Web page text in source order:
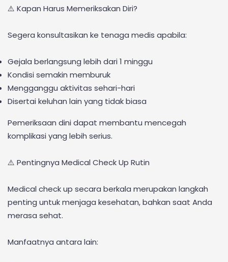
⚠️ Kapan Harus Memeriksakan Diri?
Segera konsultasikan ke tenaga medis apabila:
Gejala berlangsung lebih dari 1 minggu
Kondisi semakin memburuk
Mengganggu aktivitas sehari-hari
Disertai keluhan lain yang tidak biasa
Pemeriksaan dini dapat membantu mencegah
komplikasi yang lebih serius.
⚠️ Pentingnya Medical Check Up Rutin
Medical check up secara berkala merupakan langkah
penting untuk menjaga kesehatan, bahkan saat Anda
merasa sehat.
Manfaatnya antara lain: